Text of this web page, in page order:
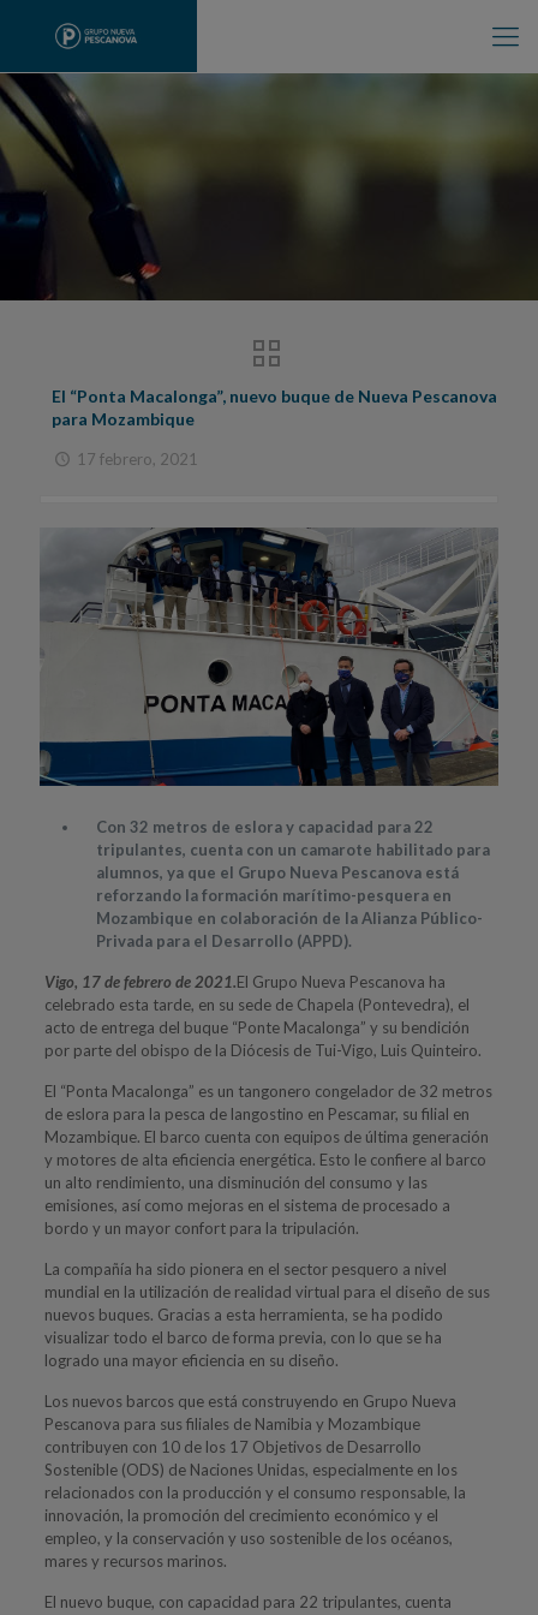
El “Ponta Macalonga”, nuevo buque de Nueva Pescanova
para Mozambique
17 febrero, 2021
Con 32 metros de eslora y capacidad para 22
tripulantes, cuenta con un camarote habilitado para
alumnos, ya que el Grupo Nueva Pescanova está
reforzando la formación marítimo-pesquera en
Mozambique en colaboración de la Alianza Público-
Privada para el Desarrollo (APPD).
Vigo, 17 de febrero de 2021.El Grupo Nueva Pescanova ha
celebrado esta tarde, en su sede de Chapela (Pontevedra), el
acto de entrega del buque “Ponte Macalonga” y su bendición
por parte del obispo de la Diócesis de Tui-Vigo, Luis Quinteiro.
El “Ponta Macalonga” es un tangonero congelador de 32 metros
de eslora para la pesca de langostino en Pescamar, su filial en
Mozambique. El barco cuenta con equipos de última generación
y motores de alta eficiencia energética. Esto le confiere al barco
un alto rendimiento, una disminución del consumo y las
emisiones, así como mejoras en el sistema de procesado a
bordo y un mayor confort para la tripulación.
La compañía ha sido pionera en el sector pesquero a nivel
mundial en la utilización de realidad virtual para el diseño de sus
nuevos buques. Gracias a esta herramienta, se ha podido
visualizar todo el barco de forma previa, con lo que se ha
logrado una mayor eficiencia en su diseño.
Los nuevos barcos que está construyendo en Grupo Nueva
Pescanova para sus filiales de Namibia y Mozambique
contribuyen con 10 de los 17 Objetivos de Desarrollo
Sostenible (ODS) de Naciones Unidas, especialmente en los
relacionados con la producción y el consumo responsable, la
innovación, la promoción del crecimiento económico y el
empleo, y la conservación y uso sostenible de los océanos,
mares y recursos marinos.
El nuevo buque, con capacidad para 22 tripulantes, cuenta